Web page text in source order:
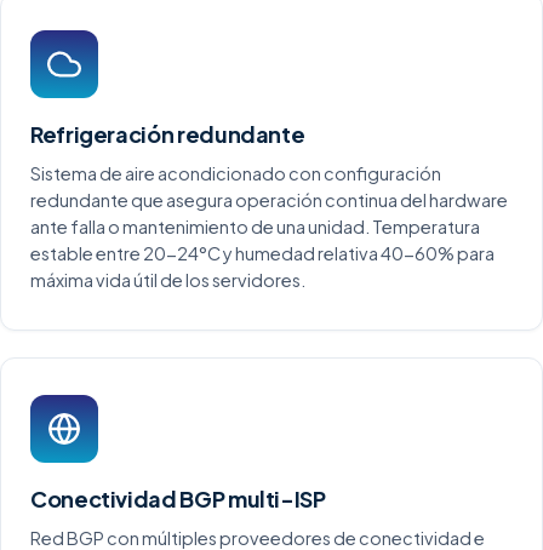
Refrigeración redundante
Sistema de aire acondicionado con configuración
redundante que asegura operación continua del hardware
ante falla o mantenimiento de una unidad. Temperatura
estable entre 20-24°C y humedad relativa 40-60% para
máxima vida útil de los servidores.
Conectividad BGP multi-ISP
Red BGP con múltiples proveedores de conectividad e